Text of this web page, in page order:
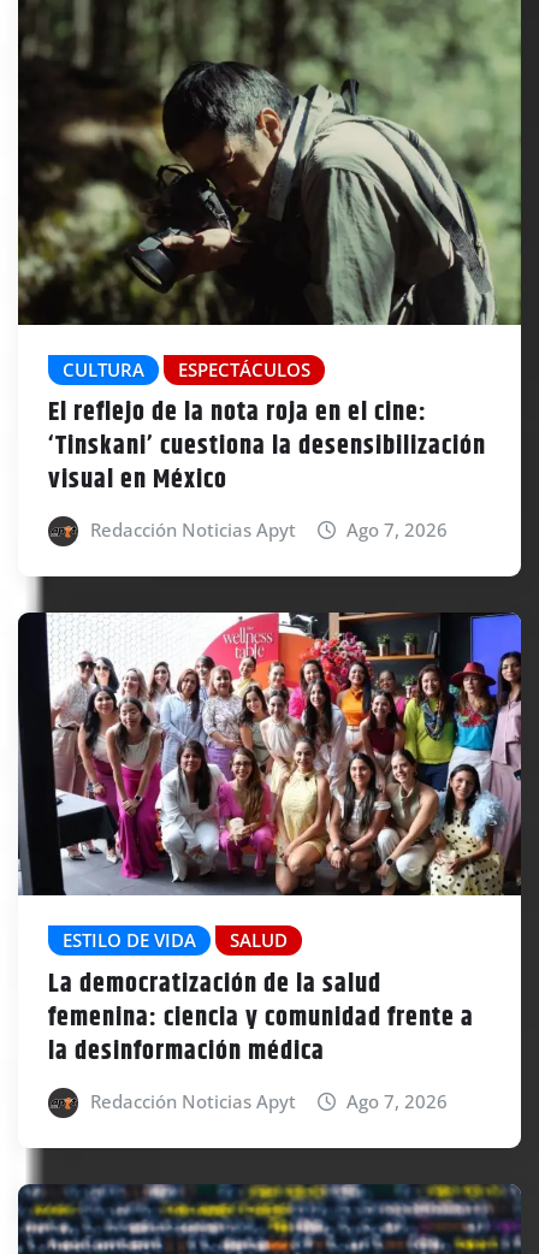
CULTURA ESPECTÁCULOS
El reflejo de la nota roja en el cine:
‘Tinskani’ cuestiona la desensibilización
visual en México
Redacción Noticias Apyt Ago 7, 2026
ESTILO DE VIDA SALUD
La democratización de la salud
femenina: ciencia y comunidad frente a
la desinformación médica
Redacción Noticias Apyt Ago 7, 2026